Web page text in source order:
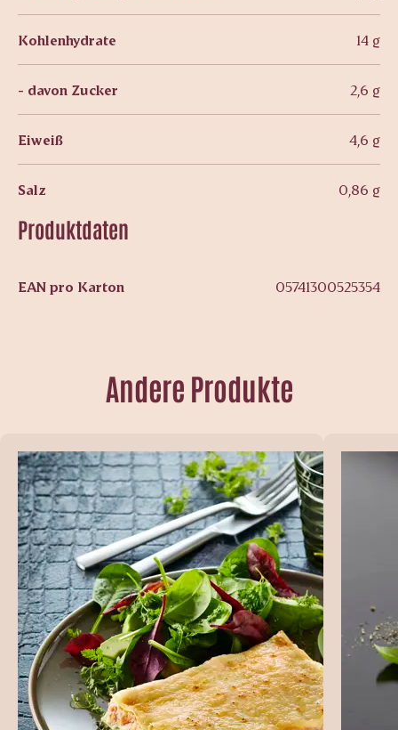
Kohlenhydrate 14 g
- davon Zucker 2,6 g
Eiweiß 4,6 g
Salz 0,86 g
Produktdaten
EAN pro Karton 05741300525354
Andere Produkte